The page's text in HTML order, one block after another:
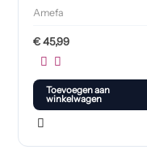
Amefa
€45,99
Toevoegen aan
winkelwagen